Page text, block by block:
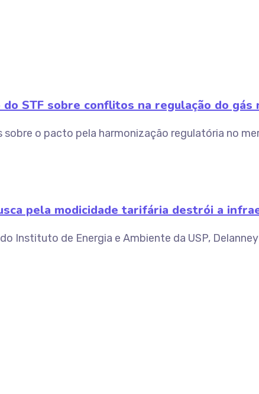
STF sobre conflitos na regulação do gás
o pacto pela harmonização regulatória no
pela modicidade tarifária destrói a
Instituto de Energia e Ambiente da USP,